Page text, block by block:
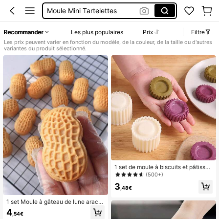
Moule Mini Tartelettes
Moule Ravioli
Moule Tartelette
Recommander Les plus populaires Prix Filtre
Les prix peuvent varier en fonction du modèle, de la couleur, de la taille ou d'autres
variantes du produit sélectionné.
1 set Moule à gâteau de lune arachi
de, comprenant 1 moule et 1 tampo
n, tampon à presser manuel DIY pou
4 ,54€
1 set de moule à biscuits et pâtisseri
e en matériau ABS, moule à pâtisser
ie gaufré, convient pour la réalisatio
n de desserts, collations, gâteaux, b
cuisson DIY
(500+)
3 ,48€